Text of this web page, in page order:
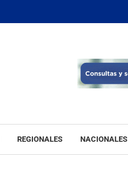
REGIONALES NACIONALES